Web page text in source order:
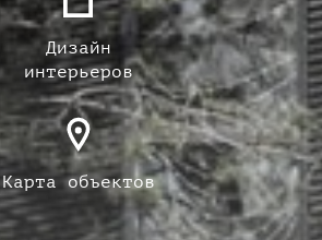
Дизайн
интерьеров
Карта объектов